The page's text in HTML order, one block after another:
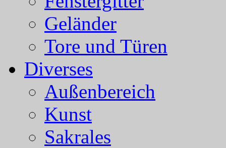
Geländer
Tore und Türen
Diverses
Außenbereich
Kunst
Sakrales